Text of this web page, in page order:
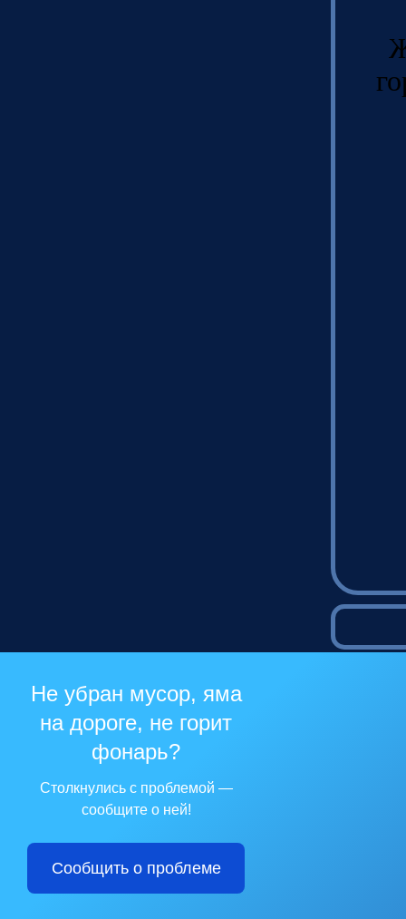
Не убран мусор, яма
на дороге, не горит
фонарь?
Столкнулись с проблемой —
сообщите о ней!
Сообщить о проблеме